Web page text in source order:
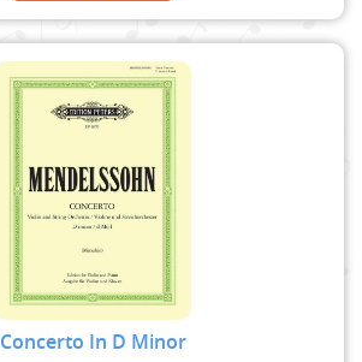
Concerto In D Minor